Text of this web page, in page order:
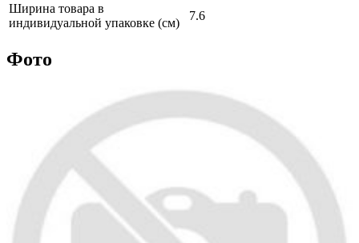
Ширина товара в
индивидуальной упаковке (см)
7.6
Фото